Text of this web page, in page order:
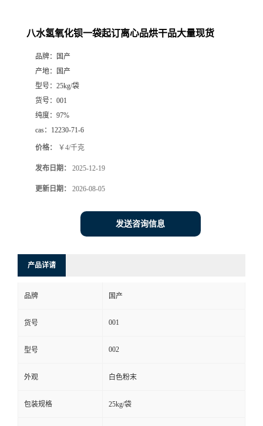
八水氢氧化钡一袋起订离心品烘干品大量现货
品牌：
国产
产地：
国产
型号： 25kg/袋
货号： 001
纯度： 97%
cas： 12230-71-6
价格： ￥4/千克
发布日期： 2025-12-19
更新日期： 2026-08-05
发送咨询信息
产品详请
品牌 国产
货号 001
型号 002
外观 白色粉末
包装规格 25kg/袋